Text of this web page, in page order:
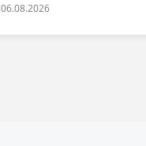
06.08.2026